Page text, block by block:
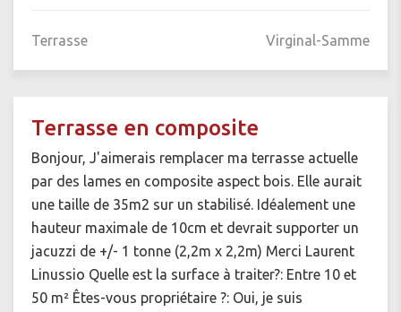
Terrasse Virginal-Samme
Terrasse en composite
Bonjour, J'aimerais remplacer ma terrasse actuelle
par des lames en composite aspect bois. Elle aurait
une taille de 35m2 sur un stabilisé. Idéalement une
hauteur maximale de 10cm et devrait supporter un
jacuzzi de +/- 1 tonne (2,2m x 2,2m) Merci Laurent
Linussio Quelle est la surface à traiter?: Entre 10 et
50 m² Êtes-vous propriétaire ?: Oui, je suis